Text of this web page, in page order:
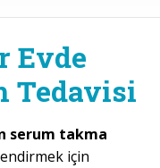
Evde
Tedavisi
serum takma
için